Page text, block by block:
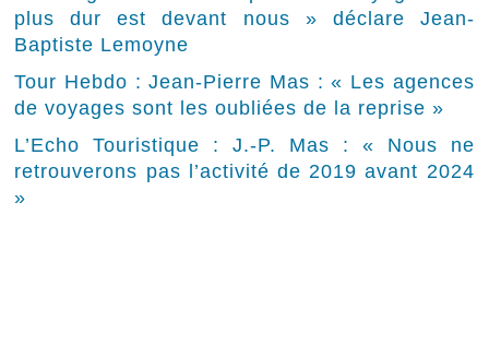
plus dur est devant nous » déclare Jean-
Baptiste Lemoyne
Tour Hebdo : Jean-Pierre Mas : « Les agences
de voyages sont les oubliées de la reprise »
L’Echo Touristique : J.-P. Mas : « Nous ne
retrouverons pas l’activité de 2019 avant 2024
»